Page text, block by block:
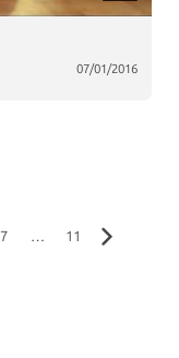
07/01/2016
7 … 11